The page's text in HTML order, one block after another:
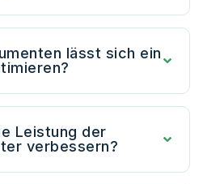
lässt sich ein
Leistung der
verbessern?